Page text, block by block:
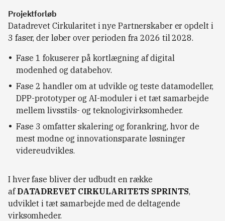
Projektforløb
Datadrevet Cirkularitet i nye Partnerskaber er opdelt i
3 faser, der løber over perioden fra 2026 til 2028.
Fase 1 fokuserer på kortlægning af digital
modenhed og databehov.
Fase 2 handler om at udvikle og teste datamodeller,
DPP-prototyper og AI-moduler i et tæt samarbejde
mellem livsstils- og teknologivirksomheder.
Fase 3 omfatter skalering og forankring, hvor de
mest modne og innovationsparate løsninger
videreudvikles.
I hver fase bliver der udbudt en række
af DATADREVET CIRKULARITETS SPRINTS,
udviklet i tæt samarbejde med de deltagende
virksomheder.